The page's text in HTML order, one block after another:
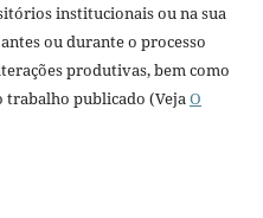
institucionais ou na sua
ou durante o processo
produtivas, bem como
trabalho publicado (VejaO